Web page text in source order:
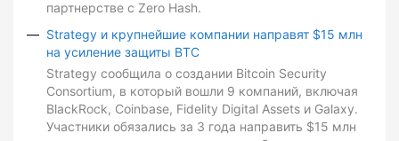
партнерстве с Zero Hash.
Strategy и крупнейшие компании направят $15 млн
на усиление защиты BTC
Strategy сообщила о создании Bitcoin Security
Consortium, в который вошли 9 компаний, включая
BlackRock, Coinbase, Fidelity Digital Assets и Galaxy.
Участники обязались за 3 года направить $15 млн